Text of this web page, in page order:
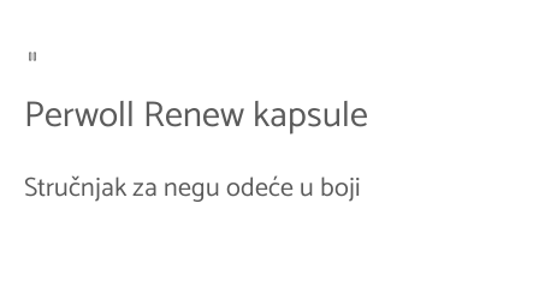
Perwoll Renew kapsule
Stručnjak za negu odeće u boji